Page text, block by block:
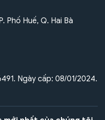
Phố Huế, Q. Hai Bà
Ngày cấp: 08/01/2024.